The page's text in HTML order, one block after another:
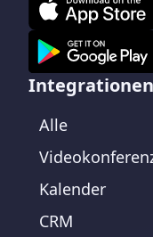
Integrationen
Alle
Kalender
CRM